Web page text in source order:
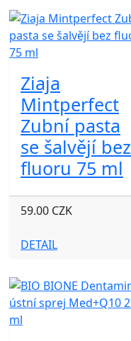
Ziaja
Mintperfect
Zubní pasta
se šalvějí bez
fluoru 75 ml
59.00 CZK
DETAIL